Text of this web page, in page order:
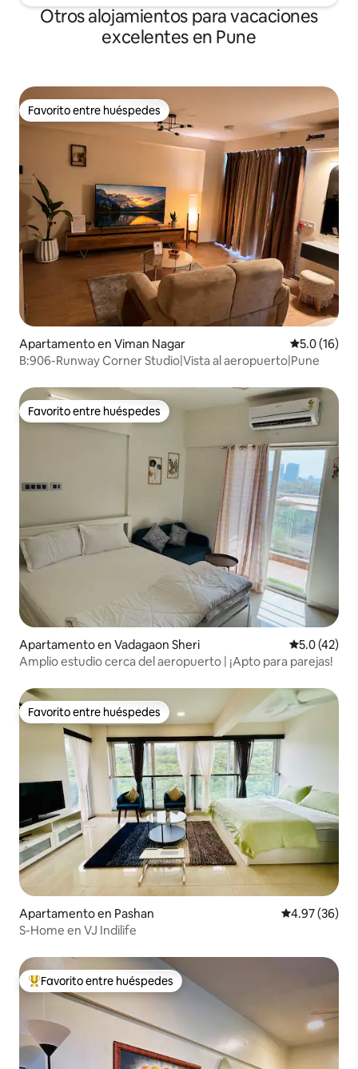
Otros alojamientos para vacaciones
excelentes en Pune
Favorito entre huéspedes
Favorito entre huéspedes
Apartamento en Viman Nagar Calificación
5.0 (16)
B:906-Runway Corner Studio|Vista al aeropuerto|Pune
Favorito entre huéspedes
Favorito entre huéspedes
Apartamento en Vadagaon Sheri Calificación
5.0 (42)
Amplio estudio cerca del aeropuerto | ¡Apto para parejas!
Favorito entre huéspedes
Favorito entre huéspedes
Apartamento en Pashan Calificación
4.97 (36)
S-Home en VJ Indilife
Favorito entre huéspedes preferido
Favorito entre huéspedes